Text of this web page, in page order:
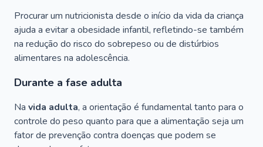
Procurar um nutricionista desde o início da vida da criança
ajuda a evitar a obesidade infantil, refletindo-se também
na redução do risco do sobrepeso ou de distúrbios
alimentares na adolescência.
Durante a fase adulta
Na vida adulta, a orientação é fundamental tanto para o
controle do peso quanto para que a alimentação seja um
fator de prevenção contra doenças que podem se